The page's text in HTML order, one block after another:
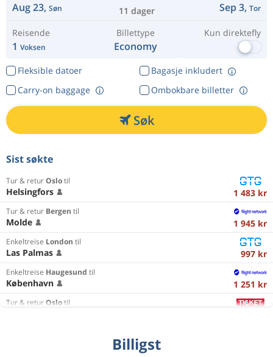
Aug 23, Søn 11 dager Sep 3, Tor
Reisende
1 Voksen
Billettype
Economy
Kun direktefly
Fleksible datoer
Bagasje inkludert
Ombokbare billetter
Carry-on baggage
Søk
Sist søkte
Tur & returOslotil
Helsingfors 1 483 kr
Tur & retur Bergen til
Molde 1 945 kr
Enkeltreise London til
Las Palmas 997 kr
Enkeltreise Haugesund til
København 1 251 kr
Tur & returOslotil
Billigst